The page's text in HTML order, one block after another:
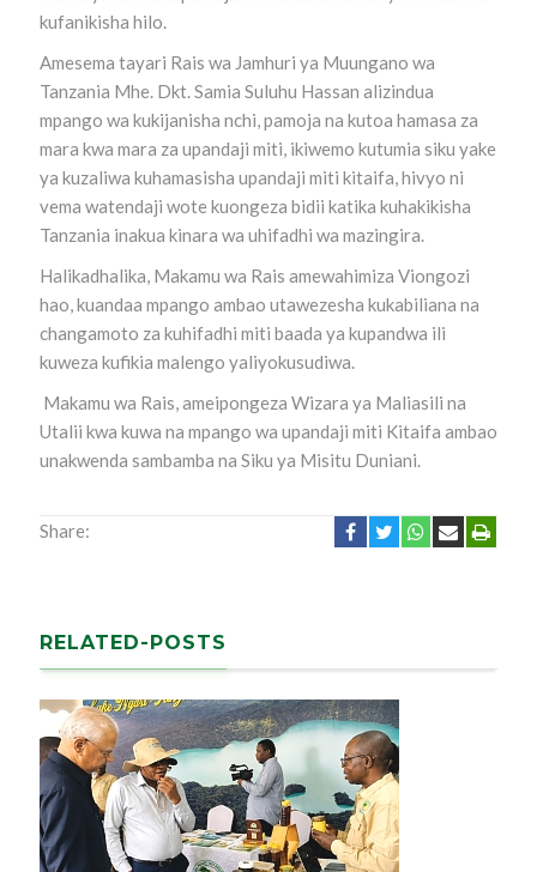
kufanikisha hilo.
Amesema tayari Rais wa Jamhuri ya Muungano wa
Tanzania Mhe. Dkt. Samia Suluhu Hassan alizindua
mpango wa kukijanisha nchi, pamoja na kutoa hamasa za
mara kwa mara za upandaji miti, ikiwemo kutumia siku yake
ya kuzaliwa kuhamasisha upandaji miti kitaifa, hivyo ni
vema watendaji wote kuongeza bidii katika kuhakikisha
Tanzania inakua kinara wa uhifadhi wa mazingira.
Halikadhalika, Makamu wa Rais amewahimiza Viongozi
hao, kuandaa mpango ambao utawezesha kukabiliana na
changamoto za kuhifadhi miti baada ya kupandwa ili
kuweza kufikia malengo yaliyokusudiwa.
Makamu wa Rais, ameipongeza Wizara ya Maliasili na
Utalii kwa kuwa na mpango wa upandaji miti Kitaifa ambao
unakwenda sambamba na Siku ya Misitu Duniani.
Share:
RELATED-POSTS